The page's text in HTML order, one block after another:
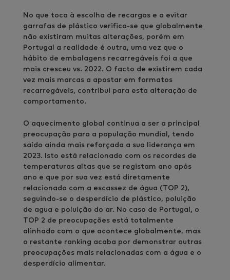
No que toca à escolha de recargas e a evitar
garrafas de plástico verifica-se que globalmente
não existiram muitas alterações, porém em
Portugal a realidade é outra, uma vez que o
hábito de embalagens recarregáveis foi a que
mais cresceu vs. 2022. O facto de existirem cada
vez mais marcas a apostar em formatos
recarregáveis, contribui para esta alteração de
comportamento.
O aquecimento global continua a ser a principal
preocupação para a população mundial, tendo
saído ainda mais reforçada a sua liderança em
2023. Isto está relacionado com os recordes de
temperaturas altas que se registam ano após
ano e que por sua vez está diretamente
relacionado com a escassez de água (TOP 2),
seguindo-se o desperdício de plástico, poluição
de agua e poluição do ar. No caso de Portugal, o
TOP 2 de preocupações está totalmente
alinhado com o que acontece globalmente, mas
o restante ranking acaba por demonstrar outras
preocupações mais relacionadas com a água e o
desperdício alimentar.